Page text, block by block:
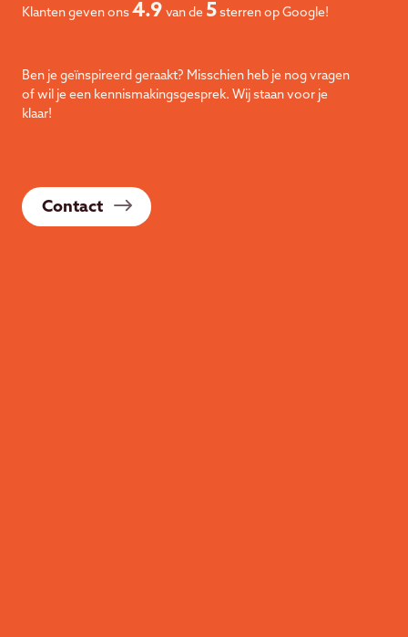
Klanten geven ons 4.9 van de 5 sterren op Google!
Ben je geïnspireerd geraakt? Misschien heb je nog vragen
of wil je een kennismakingsgesprek. Wij staan voor je
klaar!
Contact